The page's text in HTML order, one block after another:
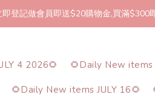
起包郵!(反應良好優惠期延長🎉!shop
即登記做會員即送$20購物金,買滿$300
4 2026🌻 🌻Daily New
🌻Daily New items JULY 16🌻